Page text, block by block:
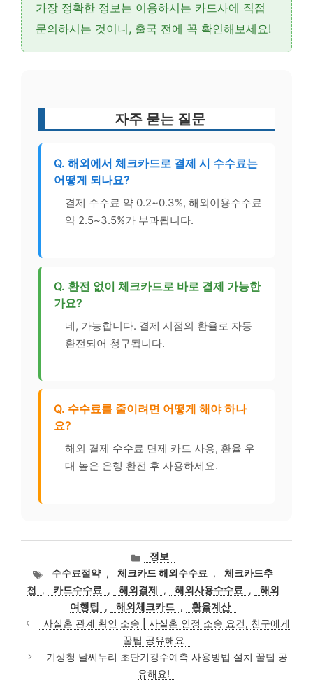
가장 정확한 정보는 이용하시는 카드사에 직접
문의하시는 것이니, 출국 전에 꼭 확인해보세요!
자주 묻는 질문
Q. 해외에서 체크카드로 결제 시 수수료는
어떻게 되나요?
결제 수수료 약 0.2~0.3%, 해외이용수수료
약 2.5~3.5%가 부과됩니다.
Q. 환전 없이 체크카드로 바로 결제 가능한
가요?
네, 가능합니다. 결제 시점의 환율로 자동
환전되어 청구됩니다.
Q. 수수료를 줄이려면 어떻게 해야 하나
요?
해외 결제 수수료 면제 카드 사용, 환율 우
대 높은 은행 환전 후 사용하세요.
카
테
고
리
정보
태
그
수수료절약 , 체크카드 해외수수료 ,
체크카드추
천
, 카드수수료 , 해외결제 , 해외사용수수료 ,
해외
여행팁
, 해외체크카드 ,
환율계산
사실혼 관계 확인 소송 | 사실혼 인정 소송 요건, 친구에게
꿀팁 공유해요
기상청 날씨누리 초단기강수예측 사용방법 설치 꿀팁 공
유해요!